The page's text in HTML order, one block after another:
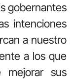
gobernantes
intenciones
a nuestro
a los que
mejorar sus